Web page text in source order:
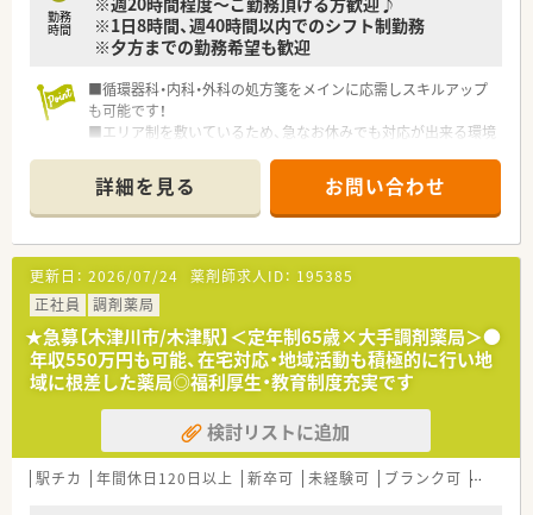
勤務
時間
※1日8時間、週40時間以内でのシフト制勤務
※夕方までの勤務希望も歓迎
■循環器科・内科・外科の処方箋をメインに応需しスキルアップ
も可能です！
■エリア制を敷いているため、急なお休みでも対応が出来る環境
す
■弊社からの紹介実績も複数あり安心してオススメできる企業
さまです
■京都府内で出店数№1！安定した企業でお勤めいただけます
詳細を見る お問い合わせ
更新日： 2026/07/24 薬剤師求人ID： 195385
正社員
調剤薬局
★急募【木津川市/木津駅】＜定年制65歳×大手調剤薬局＞●
年収550万円も可能、在宅対応・地域活動も積極的に行い地
域に根差した薬局◎福利厚生・教育制度充実です
検討リストに追加
駅チカ 年間休日120日以上 新卒可 未経験可 ブランク可 残業な